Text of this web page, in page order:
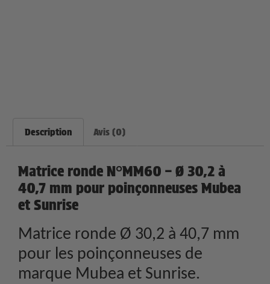
Description Avis (0)
Matrice ronde N°MM60 – Ø 30,2 à
40,7 mm pour poinçonneuses Mubea
et Sunrise
Matrice ronde Ø 30,2 à 40,7 mm
pour les poinçonneuses de
marque Mubea et Sunrise.